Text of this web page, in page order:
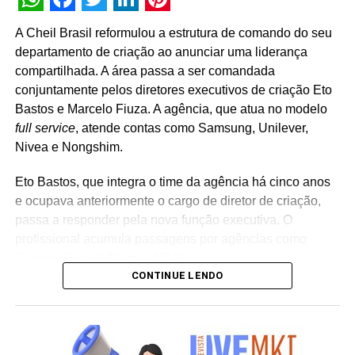
WhatsApp
Facebook
Twitter
LinkedIn
Pinterest
A Cheil Brasil reformulou a estrutura de comando do seu
departamento de criação ao anunciar uma liderança
compartilhada. A área passa a ser comandada
conjuntamente pelos diretores executivos de criação Eto
Bastos e Marcelo Fiuza. A agência, que atua no modelo
full service, atende contas como Samsung, Unilever,
Nivea e Nongshim.
Eto Bastos, que integra o time da agência há cinco anos
e ocupava anteriormente o cargo de diretor de criação,
passa a responder pela nova função executiva. O
Já Marcelo Fiuza retorna à Cheil Brasil para assumir o
casa entre 2023 e 2025. Em sua trajetória corporativa,
Fiuza reúne experiência em operações publicitárias como
CONTINUE LENDO